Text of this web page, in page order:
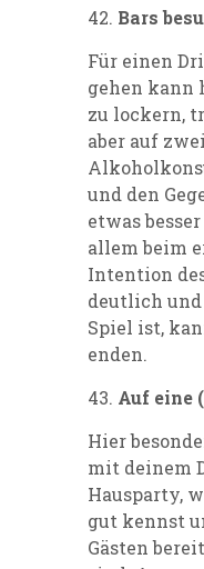
42. Bars
Für einen
gehen kann
zu lockern,
aber auf
und den
etwas
allem beim
Intention
deutlich
Spiel ist,
enden.
43. Auf eine
Hier
mit deinem
Hausparty,
gut kennst
Gästen